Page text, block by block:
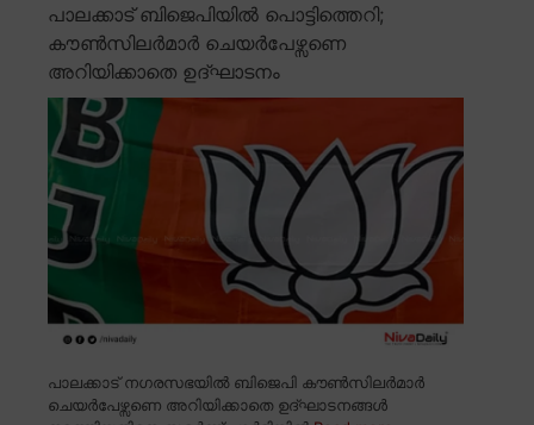
പാലക്കാട് ബിജെപിയിൽ പൊട്ടിത്തെറി;
കൗൺസിലർമാർ ചെയർപേഴ്സണെ
അറിയിക്കാതെ ഉദ്ഘാടനം
പാലക്കാട് നഗരസഭയിൽ ബിജെപി കൗൺസിലർമാർ
ചെയർപേഴ്സണെ അറിയിക്കാതെ ഉദ്ഘാടനങ്ങൾ